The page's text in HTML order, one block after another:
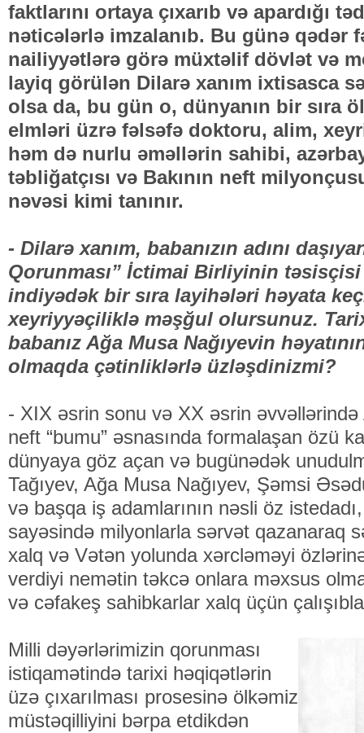
faktlarını ortaya çıxarıb və apardığı
nəticələrlə imzalanıb. Bu günə qədər
nailiyyətlərə görə müxtəlif dövlət və
layiq görülən Dilarə xanım ixtisasca
olsa da, bu gün o, dünyanın bir sıra
elmləri üzrə fəlsəfə doktoru, alim,
həm də nurlu əməllərin sahibi,
təbliğatçısı və Bakının neft
nəvəsi kimi tanınır.
- Dilarə xanım, babanızın adını
Qorunması” İctimai Birliyinin
indiyədək bir sıra layihələri həyata
xeyriyyəçiliklə məşğul olursunuz.
babanız Ağa Musa Nağıyevin
olmaqda çətinliklərlə üzləşdinizmi?
- XIX əsrin sonu və XX əsrin əvvəllərində
neft “bumu” əsnasında formalaşan özü
dünyaya göz açan və bugünədək
Tağıyev, Ağa Musa Nağıyev, Şəmsi
və başqa iş adamlarının nəsli öz
sayəsində milyonlarla sərvət qazanaraq
xalq və Vətən yolunda xərcləməyi
verdiyi nemətin təkcə onlara məxsus
və cəfakeş sahibkarlar xalq üçün
Milli dəyərlərimizin qorunması
istiqamətində tarixi həqiqətlərin
üzə çıxarılması prosesinə ölkəmiz
müstəqilliyini bərpa etdikdən